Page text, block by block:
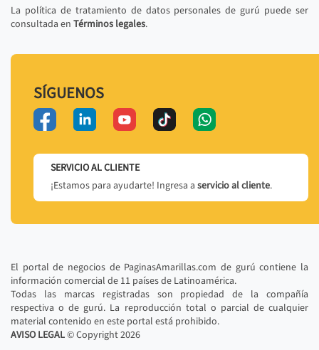
La política de tratamiento de datos personales de gurú puede ser
consultada en Términos legales.
SÍGUENOS
SERVICIO AL CLIENTE
¡Estamos para ayudarte! Ingresa a servicio al cliente.
El portal de negocios de PaginasAmarillas.com de gurú contiene la
información comercial de 11 países de Latinoamérica.
Todas las marcas registradas son propiedad de la compañía
respectiva o de gurú. La reproducción total o parcial de cualquier
material contenido en este portal está prohibido.
AVISO LEGAL© Copyright2026